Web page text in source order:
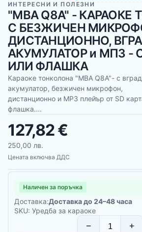
ИНТЕРЕСНИ И ПОЛЕЗНИ
"MBA Q8A" -
С БЕЗЖИЧЕН
ДИСТАНЦИОННО,
АКУМУЛАТОР и МП3 -
ИЛИ ФЛАШКА
Караоке тонколона "MBA Q8A"- с
акумулатор, безжичен микрофон,
дистанционно и МР3 плейър от SD
флашка....
127,82 €
250,00 лв.
Цената включва ДДС
Наличен за поръчка
Доставка:Доставка до 24–48 часа
SKU: Уредба за караоке
− +